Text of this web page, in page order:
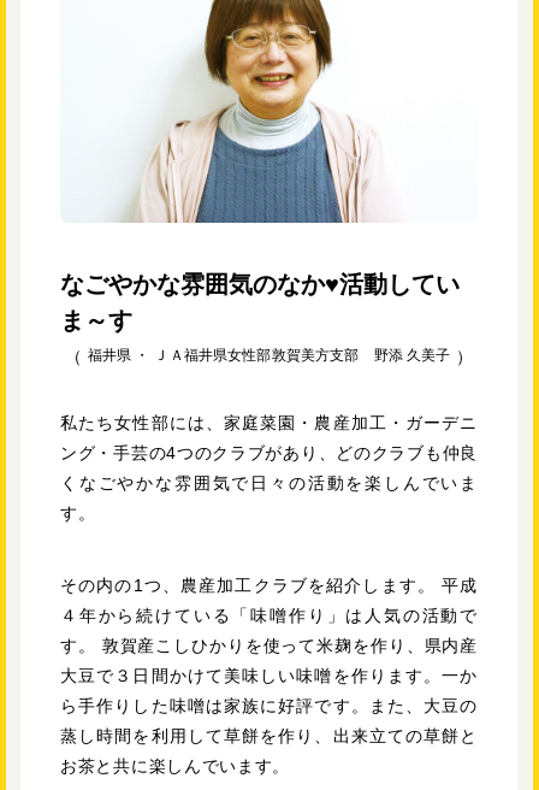
なごやかな雰囲気のなか♥活動してい
ま～す
福井県 ・ ＪＡ福井県女性部敦賀美方支部 野添 久美子
私たち女性部には、家庭菜園・農産加工・ガーデニ
ング・手芸の4つのクラブがあり、どのクラブも仲良
くなごやかな雰囲気で日々の活動を楽しんでいま
す。
その内の1つ、農産加工クラブを紹介します。 平成
４年から続けている「味噌作り」は人気の活動で
す。 敦賀産こしひかりを使って米麹を作り、県内産
大豆で３日間かけて美味しい味噌を作ります。一か
ら手作りした味噌は家族に好評です。また、大豆の
蒸し時間を利用して草餅を作り、出来立ての草餅と
お茶と共に楽しんでいます。